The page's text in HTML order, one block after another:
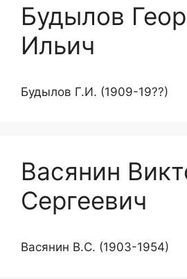
Будылов
Ильич
Будылов Г.И. (1909-19??)
Васянин
Сергеевич
Васянин В.C. (1903-1954)